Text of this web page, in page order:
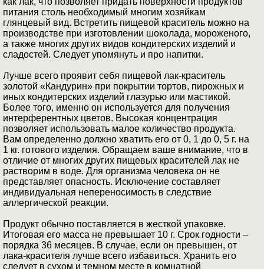
питания столь необходимый многим хозяйкам
глянцевый вид. Встретить пищевой краситель можно на
производстве при изготовлении шоколада, мороженого,
а также многих других видов кондитерских изделий и
сладостей. Следует упомянуть и про напитки.
Лучше всего проявит себя пищевой лак-краситель
золотой «Кандурин» при покрытии тортов, пирожных и
иных кондитерских изделий глазурью или мастикой.
Более того, именно он используется для получения
интерферентных цветов. Высокая концентрация
позволяет использовать малое количество продукта.
Вам определенно должно хватить его от 0, 1 до 0, 5 г. на
1 кг. готового изделия. Обращаем ваше внимание, что в
отличие от многих других пищевых красителей лак не
растворим в воде. Для организма человека он не
представляет опасность. Исключение составляет
индивидуальная непереносимость в следствие
аллергической реакции.
Продукт обычно поставляется в жесткой упаковке.
Итоговая его масса не превышает 10 г. Срок годности –
порядка 36 месяцев. В случае, если он превышен, от
лака-красителя лучше всего избавиться. Хранить его
следует в сухом и темном месте в комнатной